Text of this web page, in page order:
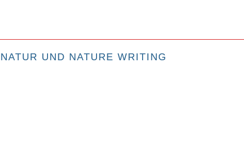
NATUR UND NATURE WRITING